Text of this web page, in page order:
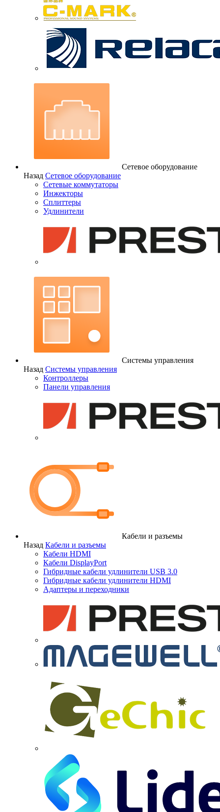
Сетевое оборудование
Назад Сетевое оборудование
Сетевые коммутаторы
Инжекторы
Сплиттеры
Удлинители
Системы управления
Назад Системы управления
Контроллеры
Панели управления
Кабели и разъемы
Назад Кабели и разъемы
Кабели HDMI
Кабели DisplayPort
Гибридные кабели удлинители USB 3.0
Гибридные кабели удлинители HDMI
Адаптеры и переходники